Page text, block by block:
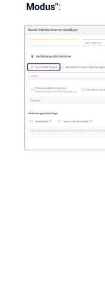
Modus":